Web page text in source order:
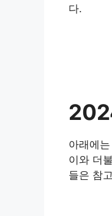
다.
아래에는
이와 더
들은 참